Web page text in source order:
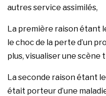
autres service assimilés,
La première raison étant
le choc de la perte d’un
plus, visualiser une scène
La seconde raison étant
était porteur d’une